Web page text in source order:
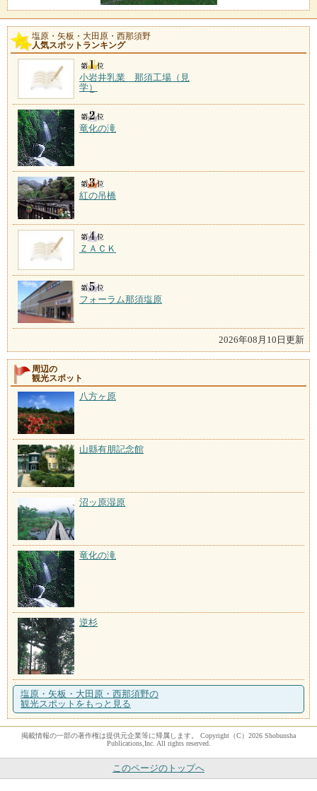
塩原・矢板・大田原・西那須野
人気スポットランキング
小岩井乳業 那須工場（見
学）
竜化の滝
紅の吊橋
ＺＡＣＫ
フォーラム那須塩原
2026年08月10日更新
周辺の
観光スポット
八方ヶ原
山縣有朋記念館
沼ッ原湿原
竜化の滝
逆杉
塩原・矢板・大田原・西那須野の
観光スポットをもっと見る
掲載情報の一部の著作権は提供元企業等に帰属します。 Copyright（C）2026 Shobunsha
Publications,Inc. All rights reserved.
このページのトップへ